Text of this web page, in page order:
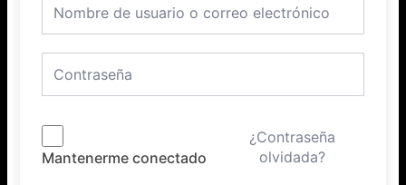
Mantenerme conectado
¿Contraseña
olvidada?